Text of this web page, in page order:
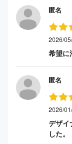
匿名
2026/
希望に
匿名
2026/
デザイ
した。